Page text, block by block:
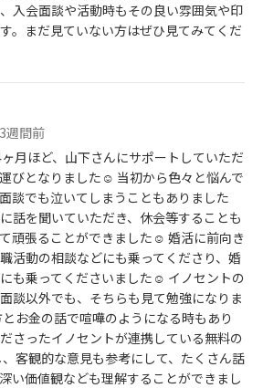
入会面談や活動時もその良い雰囲気や印
。まだ見ていない方はぜひ見てみてくだ
3週間前
月ほど、山下さんにサポートしていただ
びとなりました☺️ 当初から色々と悩んで
談でも泣いてしまうこともありました
話を聞いていただき、休会等することも
頑張ることができました☺️ 婚活に前向き
活動の相談などにも乗ってくださり、婚
も乗ってくださいました☺️ イノセントの
談以外でも、そちらも見て勉強になりま
お金の話で喧嘩のようになる時もあり
さったイノセントが連携している無料の
客観的な意見も参考にして、たくさん話
い価値観なども理解することができまし